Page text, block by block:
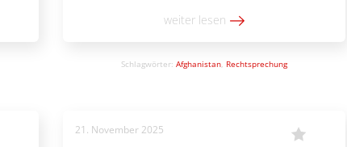
Dabei geht es um die Aufnahmezusagen für
weiter lesen
Schlagwörter: Afghanistan, Rechtsprechung
21. November 2025